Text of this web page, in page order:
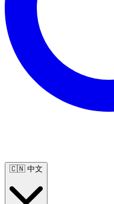
🇨🇳 中文